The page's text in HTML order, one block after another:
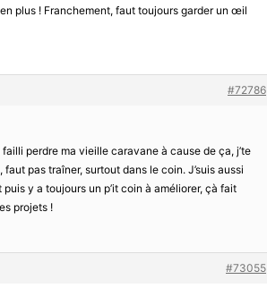
plus ! Franchement, faut toujours garder un œil
#72786
perdre ma vieille caravane à cause de ça, j’te
pas traîner, surtout dans le coin. J’suis aussi
y a toujours un p’it coin à améliorer, çà fait
projets !
#73055